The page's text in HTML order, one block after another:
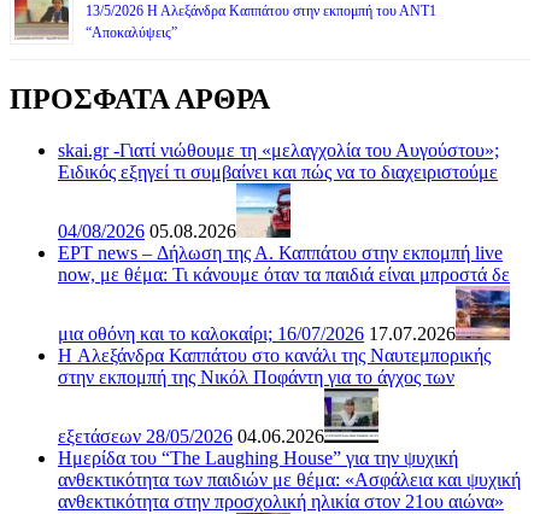
13/5/2026 Η Αλεξάνδρα Καππάτου στην εκπομπή του ΑΝΤ1
“Αποκαλύψεις”
ΠΡΟΣΦΑΤΑ ΑΡΘΡΑ
skai.gr -Γιατί νιώθουμε τη «μελαγχολία του Αυγούστου»;
Ειδικός εξηγεί τι συμβαίνει και πώς να το διαχειριστούμε
04/08/2026 05.08.2026
ΕΡΤ news – Δήλωση της Α. Καππάτου στην εκπομπή live
now, με θέμα: Τι κάνουμε όταν τα παιδιά είναι μπροστά δε
μια οθόνη και το καλοκαίρι; 16/07/2026 17.07.2026
H Αλεξάνδρα Καππάτου στο κανάλι της Ναυτεμπορικής
στην εκπομπή της Νικόλ Ποφάντη για το άγχος των
εξετάσεων 28/05/2026 04.06.2026
Ημερίδα του “The Laughing House” για την ψυχική
ανθεκτικότητα των παιδιών με θέμα: «Ασφάλεια και ψυχική
ανθεκτικότητα στην προσχολική ηλικία στον 21ου αιώνα»